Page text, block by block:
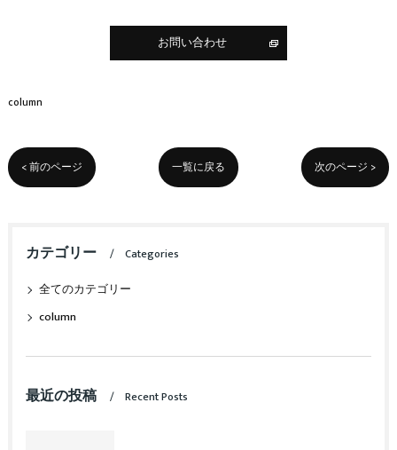
お問い合わせ
column
< 前のページ 一覧に戻る 次のページ >
カテゴリー
Categories
全てのカテゴリー
column
最近の投稿 Recent Posts